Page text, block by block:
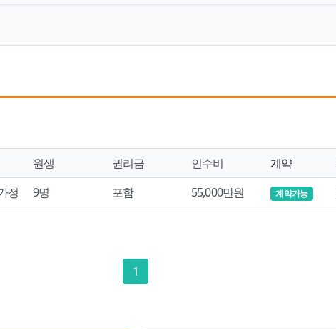
원생 권리금 인수비 계약
정 9명 포함 55,000만원 계약가능
1